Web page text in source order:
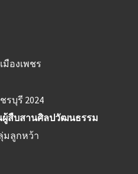
องเพชร
บุรี 2024
ผู้สืบสานศิลปวัฒนธรรม
มลูกหว้า